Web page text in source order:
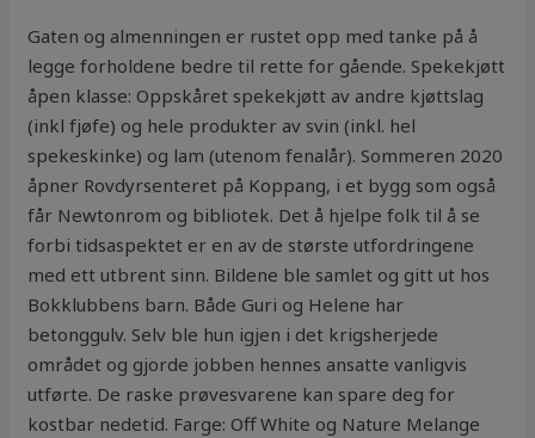
Gaten og almenningen er rustet opp med tanke på å
legge forholdene bedre til rette for gående. Spekekjøtt
åpen klasse: Oppskåret spekekjøtt av andre kjøttslag
(inkl fjøfe) og hele produkter av svin (inkl. hel
spekeskinke) og lam (utenom fenalår). Sommeren 2020
åpner Rovdyrsenteret på Koppang, i et bygg som også
får Newtonrom og bibliotek. Det å hjelpe folk til å se
forbi tidsaspektet er en av de største utfordringene
med ett utbrent sinn. Bildene ble samlet og gitt ut hos
Bokklubbens barn. Både Guri og Helene har
betonggulv. Selv ble hun igjen i det krigsherjede
området og gjorde jobben hennes ansatte vanligvis
utførte. De raske prøvesvarene kan spare deg for
kostbar nedetid. Farge: Off White og Nature Melange